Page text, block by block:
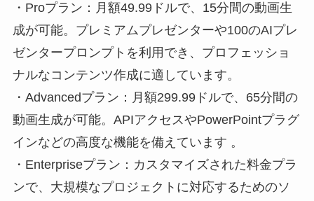
・Proプラン：月額49.99ドルで、15分間の動画生
成が可能。プレミアムプレゼンターや100のAIプレ
ゼンタープロンプトを利用でき、プロフェッショ
ナルなコンテンツ作成に適しています​。
・Advancedプラン：月額299.99ドルで、65分間の
動画生成が可能。APIアクセスやPowerPointプラグ
インなどの高度な機能を備えています​ 。
・Enterpriseプラン：カスタマイズされた料金プラ
ンで、大規模なプロジェクトに対応するためのソ